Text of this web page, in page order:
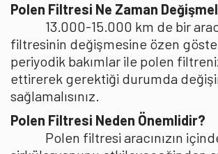
Polen Filtresi Ne Zaman
13.000-15.000 km de bir
filtresinin değişmesine özen
periyodik bakımlar ile polen
ettirerek gerektiği durumda
sağlamalısınız.
Polen Filtresi Neden Önemlidir?
Polen filtresi aracınızın